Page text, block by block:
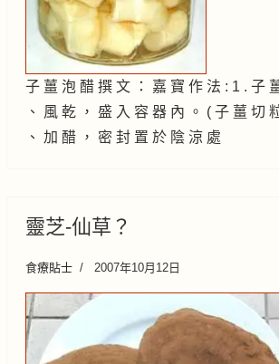
子 薑 泡 醋 撰 文 ： 嘉 寶 作 法 : 1 . 子
、 風 乾 ， 盛 入 容 器 內 。 ( 子 薑 切
、 加 醋 ， 密 封 置 於 陰 涼 處
靈芝-仙草？
食療貼士 2007年10月12日